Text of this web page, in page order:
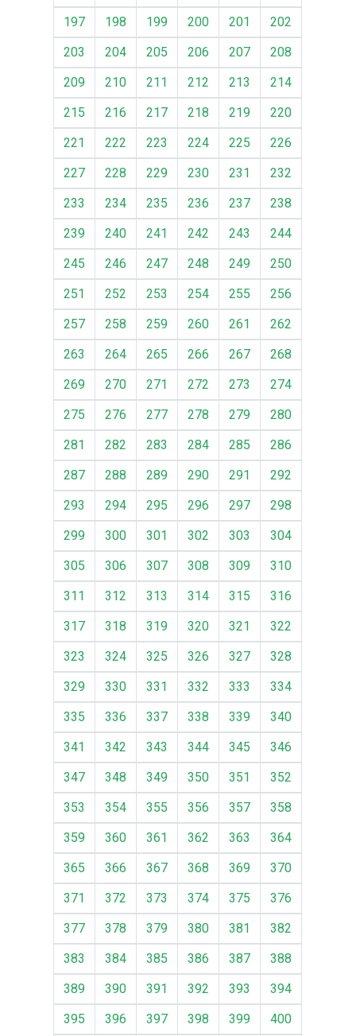
197
198 199 200 201
202
203
204 205 206 207
208
209
210 211 212 213
214
215
216 217 218 219
220
221
222 223 224 225
226
227
228 229 230 231
232
233
234 235 236 237
238
239
240 241 242 243
244
245
246 247 248 249
250
251
252 253 254 255
256
257
258 259 260 261
262
263
264 265 266 267
268
269
270 271 272 273
274
275
276 277 278 279
280
281
282 283 284 285
286
287
288 289 290 291
292
293
294 295 296 297
298
299
300 301 302 303
304
305
306 307 308 309
310
311
312 313 314 315
316
317
318 319 320 321
322
323
324 325 326 327
328
329
330 331 332 333
334
335
336 337 338 339
340
341
342 343 344 345
346
347
348 349 350 351
352
353
354 355 356 357
358
359
360 361 362 363
364
365
366 367 368 369
370
371
372 373 374 375
376
377
378 379 380 381
382
383
384 385 386 387
388
389
390 391 392 393
394
395
396 397 398 399 400